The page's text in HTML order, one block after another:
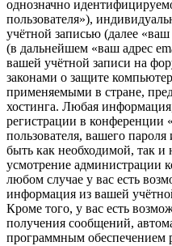
однозначно
пользователя»),
учётной записью (далее
(в дальнейшем «ваш адрес
вашей учётной записи на
законами о защите
применяемыми в стране,
хостинга. Любая
регистрации в конференции
пользователя, вашего
быть как необходимой, так и
усмотрение администрации
любом случае у вас есть
информация из вашей
Кроме того, у вас есть
получения сообщений,
программным обеспечением